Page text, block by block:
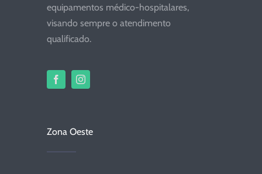
equipamentos médico-hospitalares,
visando sempre o atendimento
qualificado.
Zona Oeste